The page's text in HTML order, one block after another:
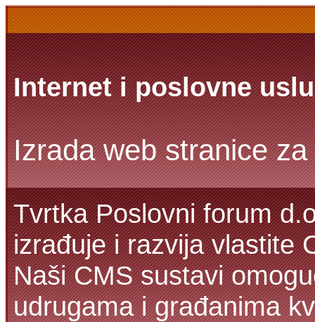
Internet i poslovne
Izrada web stranice
Tvrtka Poslovni forum
izrađuje i razvija vlastite
Naši CMS sustavi
udrugama i građanima